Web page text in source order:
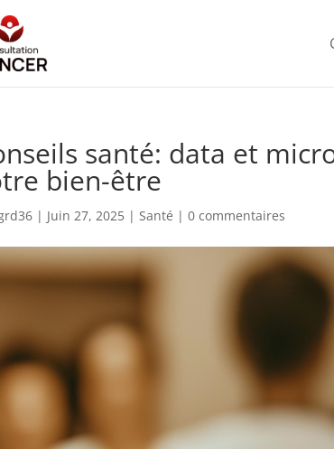
santé: data et
bien-être
| Juin 27, 2025 |Santé |0 commentaires